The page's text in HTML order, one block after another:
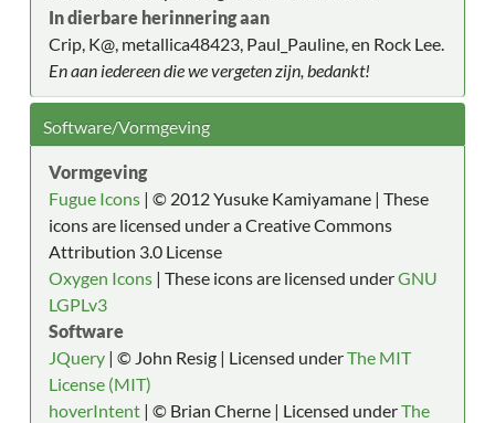
In dierbare herinnering aan
Crip, K@, metallica48423, Paul_Pauline, en Rock Lee.
En aan iedereen die we vergeten zijn, bedankt!
Software/Vormgeving
Vormgeving
Fugue Icons | © 2012 Yusuke Kamiyamane | These
icons are licensed under a Creative Commons
Attribution 3.0 License
Oxygen Icons | These icons are licensed underGNU
LGPLv3
Software
JQuery | © John Resig | Licensed underThe MIT
License (MIT)
hoverIntent | © Brian Cherne | Licensed underThe